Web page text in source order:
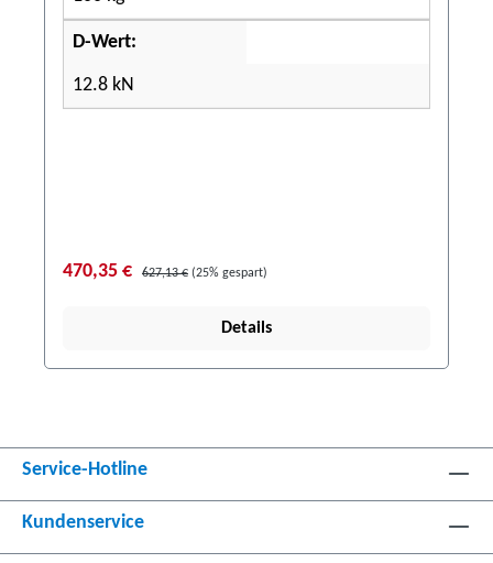
D-Wert:
12.8 kN
470,35 € 627,13 € (25% gespart)
Details
Service-Hotline
Kundenservice